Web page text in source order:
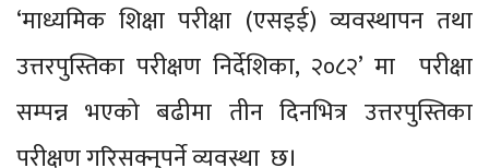
‘माध्यमिक शिक्षा परीक्षा (एसइई) व्यवस्थापन तथा
उत्तरपुस्तिका परीक्षण निर्देशिका, २०८२’ मा परीक्षा
सम्पन्न भएको बढीमा तीन दिनभित्र उत्तरपुस्तिका
परीक्षण गरिसक्नुपर्ने व्यवस्था छ।